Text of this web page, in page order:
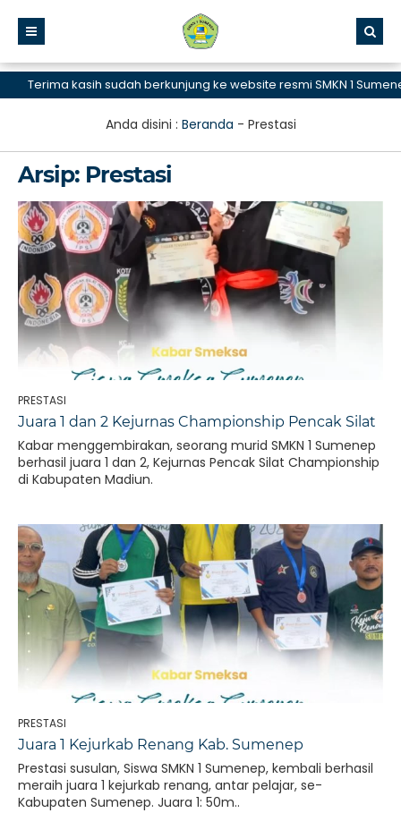
Terima kasih sudah berkunjung ke website resmi SMKN 1 Sumenep,
Anda disini : Beranda - Prestasi
Arsip: Prestasi
PRESTASI
Juara 1 dan 2 Kejurnas Championship Pencak Silat
Kabar menggembirakan, seorang murid SMKN 1 Sumenep
berhasil juara 1 dan 2, Kejurnas Pencak Silat Championship
di Kabupaten Madiun.
PRESTASI
Juara 1 Kejurkab Renang Kab. Sumenep
Prestasi susulan, Siswa SMKN 1 Sumenep, kembali berhasil
meraih juara 1 kejurkab renang, antar pelajar, se-
Kabupaten Sumenep. Juara 1: 50m..